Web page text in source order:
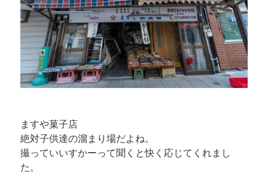
ますや菓子店
絶対子供達の溜まり場だよね。
撮っていいすかーって聞くと快く応じてくれまし
た。